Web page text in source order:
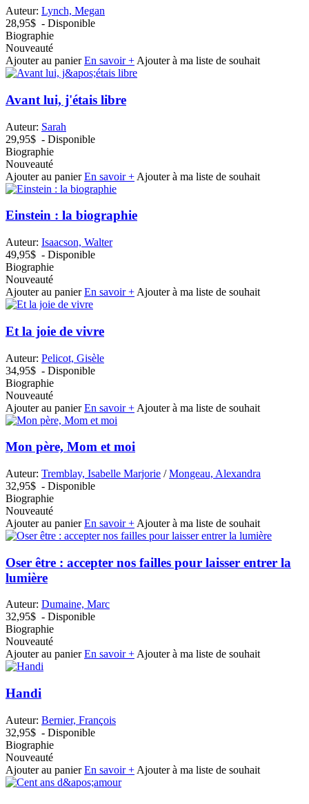
Auteur: Lynch, Megan
28,95$ - Disponible
Biographie
Nouveauté
Ajouter au panier En savoir + Ajouter à ma liste de souhait
Avant lui, j'étais libre
Auteur: Sarah
29,95$ - Disponible
Biographie
Nouveauté
Ajouter au panier En savoir + Ajouter à ma liste de souhait
Einstein : la biographie
Auteur: Isaacson, Walter
49,95$ - Disponible
Biographie
Nouveauté
Ajouter au panier En savoir + Ajouter à ma liste de souhait
Et la joie de vivre
Auteur: Pelicot, Gisèle
34,95$ - Disponible
Biographie
Nouveauté
Ajouter au panier En savoir + Ajouter à ma liste de souhait
Mon père, Mom et moi
Auteur: Tremblay, Isabelle Marjorie /Mongeau, Alexandra
32,95$ - Disponible
Biographie
Nouveauté
Ajouter au panier En savoir + Ajouter à ma liste de souhait
Oser être : accepter nos failles pour laisser entrer la
lumière
Auteur: Dumaine, Marc
32,95$ - Disponible
Biographie
Nouveauté
Ajouter au panier En savoir + Ajouter à ma liste de souhait
Handi
Auteur: Bernier, François
32,95$ - Disponible
Biographie
Nouveauté
Ajouter au panier En savoir + Ajouter à ma liste de souhait